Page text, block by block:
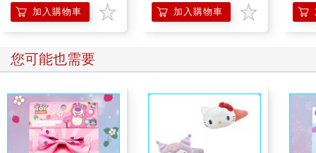
不容爭辯的事實。我沒去參加誓師大會，而和對街吸食大麻的癮
君子一起閒晃，這並不重要，而我是個女孩這件事似乎也並不重
視。在大學裡，我主修物理。當我在各個領域的課堂上提出嚴肅
的問題，有時會受到冷落或忽視，而我就像巴雷斯一樣，並沒有
化有關女性和自己的訊息，可是感覺上，偏見更像是背景中的嗡
嗡聲而非警笛。
後來情況改觀。大學畢業幾年之後，我努力想投身新聞界，向全
國性雜誌的編輯提出想法，但全都石沉大海。我灰心喪氣，決定
加入購物車
復力！加入購物車
您可能也需要